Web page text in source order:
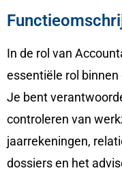
In de rol van
essentiële rol binnen
Je bent
controleren van
jaarrekeningen,
dossiers en het